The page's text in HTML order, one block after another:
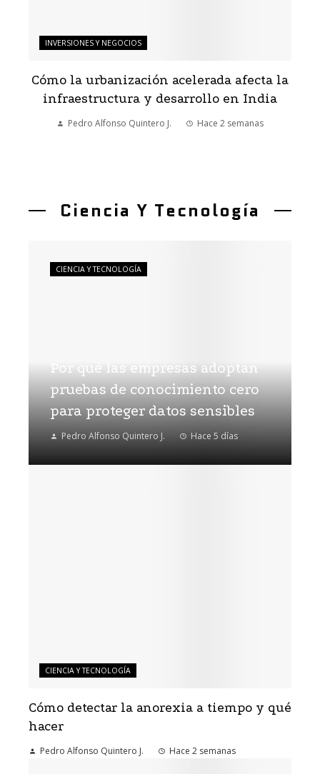
INVERSIONES Y NEGOCIOS
Cómo la urbanización acelerada afecta la
infraestructura y desarrollo en India
Pedro Alfonso Quintero J. Hace 2 semanas
Ciencia Y Tecnología
Por qué las empresas adoptan
pruebas de conocimiento cero
para proteger datos sensibles
Pedro Alfonso Quintero J. Hace 5 días
CIENCIA Y TECNOLOGÍA
CIENCIA Y TECNOLOGÍA
Cómo detectar la anorexia a tiempo y qué
hacer
Pedro Alfonso Quintero J. Hace 2 semanas